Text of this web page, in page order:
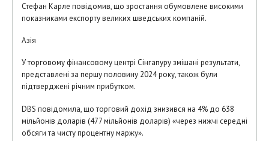
Стефан Карле повідомив, що зростання обумовлене високими
показниками експорту великих шведських компаній.
Азія
У торговому фінансовому центрі Сінгапуру змішані результати,
представлені за першу половину 2024 року, також були
підтверджені річним прибутком.
DBS повідомила, що торговий дохід знизився на 4% до 638
мільйонів доларів (477 мільйонів доларів) «через нижчі середні
обсяги та чисту процентну маржу».